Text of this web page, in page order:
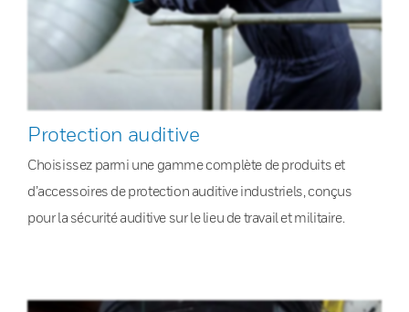
Protection auditive
Choisissez parmi une gamme complète de produits et
d’accessoires de protection auditive industriels, conçus
pour la sécurité auditive sur le lieu de travail et militaire.